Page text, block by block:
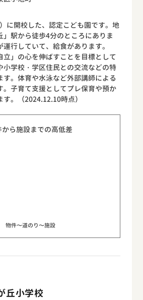
に開校した、認定こども園です。地
」駅から徒歩4分のところにありま
行していて、給食があります。
立」の心を伸ばすことを目標として
小学校・学区住民との交流などの特
す。体育や水泳など外部講師による
。子育て支援としてプレ保育や預か
。（2024.12.10時点）
から施設までの高低差
物件〜道のり〜施設
丘小学校